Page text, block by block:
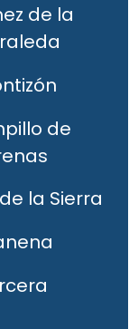
de la
de
la Sierra